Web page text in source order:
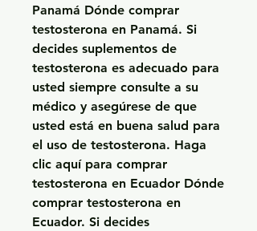
Panamá Dónde comprar
testosterona en Panamá. Si
decides suplementos de
testosterona es adecuado para
usted siempre consulte a su
médico y asegúrese de que
usted está en buena salud para
el uso de testosterona. Haga
clic aquí para comprar
testosterona en Ecuador Dónde
comprar testosterona en
Ecuador. Si decides